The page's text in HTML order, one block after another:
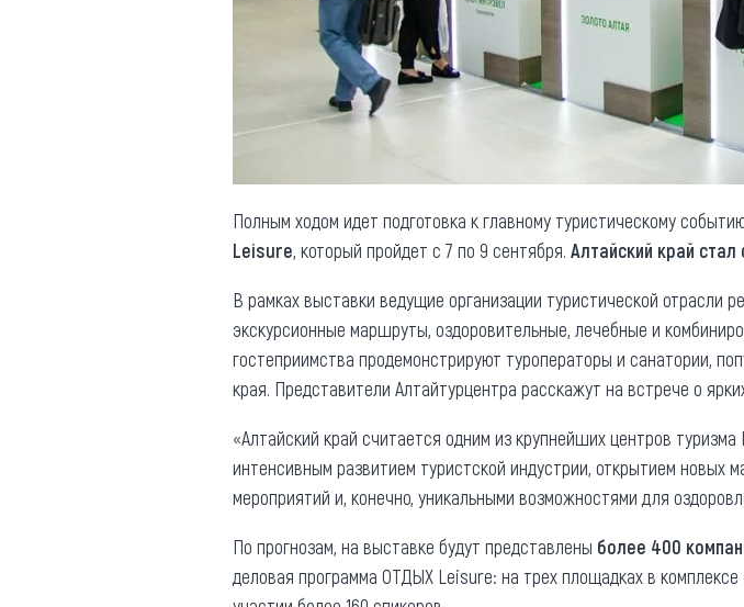
Полным ходом идет подготовка к главному туристическому
Leisure, который пройдет с 7 по 9 сентября. Алтайский край
В рамках выставки ведущие организации туристической отрасли
экскурсионные маршруты, оздоровительные, лечебные и
гостеприимства продемонстрируют туроператоры и санатории,
края. Представители Алтайтурцентра расскажут на встрече о
«Алтайский край считается одним из крупнейших центров
интенсивным развитием туристской индустрии, открытием
мероприятий и, конечно, уникальными возможностями для
По прогнозам, на выставке будут представлены более 400
деловая программа ОТДЫХ Leisure: на трех площадках в